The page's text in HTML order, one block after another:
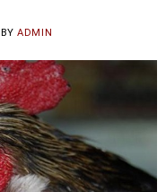
BYADMIN